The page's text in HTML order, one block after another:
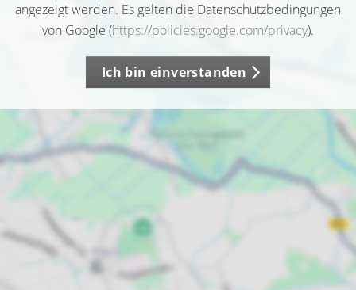
angezeigt werden. Es gelten die Datenschutzbedingungen
von Google (https://policies.google.com/privacy).
Ich bin einverstanden